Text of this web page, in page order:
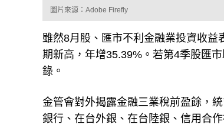
圖片來源：Adobe Firefly
雖然8月股、匯市不利金融業投資收益
期新高，年增35.39%。若第4季股匯
錄。
金管會對外揭露金融三業稅前盈餘，
銀行、在台外銀、在台陸銀、信用合